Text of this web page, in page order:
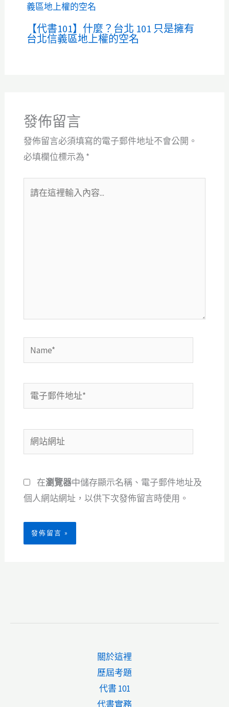
【代書101】什麼？台北 101 只是擁有
台北信義區地上權的空名
發佈留言
發佈留言必須填寫的電子郵件地址不會公開。
必填欄位標示為 *
Name*
電
子
件
地
*
網
站
址
在瀏覽器中儲存顯示名稱、電子郵件地址及
個人網站網址，以供下次發佈留言時使用。
關於這裡
歷屆考題
代書 101
代書實務